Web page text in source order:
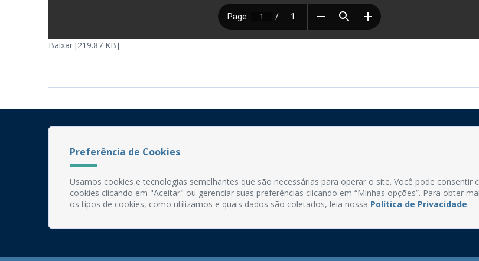
Baixar [219.87 KB]
CEP: 58.280-000 - Mamanguape/PB
Fone: (83) 3292-2246
Email:
Expediente: Segunda à Sexta, das 08h às 13h
Preferência de Cookies
Usamos cookies e tecnologias semelhantes que são necessárias para operar o site. Você pode consentir
cookies clicando em "Aceitar" ou gerenciar suas preferências clicando em “Minhas opções”. Para obter
os tipos de cookies, como utilizamos e quais dados são coletados, leia nossa Política de Privacidade.